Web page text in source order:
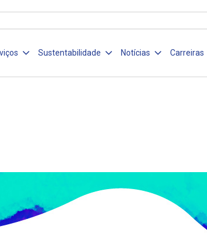
Sustentabilidade Notícias Carreiras